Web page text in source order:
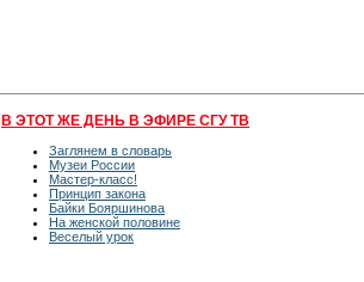
В ЭТОТ ЖЕ ДЕНЬ В ЭФИРЕ СГУ ТВ
Заглянем в словарь
Музеи России
Мастер-класс!
Принцип закона
Байки Бояршинова
На женской половине
Веселый урок